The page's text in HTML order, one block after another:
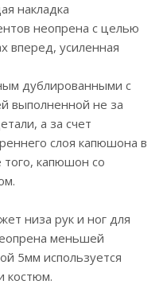
накладка
неопрена с целью
вперед, усиленная
дублированными с
выполненной не за
а за счет
слоя капюшона в
капюшон со
низа рук и ног для
меньшей
5мм используется
костюм.